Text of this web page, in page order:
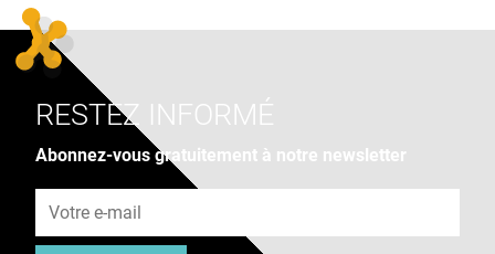
RESTEZ INFORMÉ
Abonnez-vous gratuitement à notre newsletter